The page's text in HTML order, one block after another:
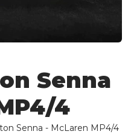
Senna
4
Senna - McLaren MP4/4